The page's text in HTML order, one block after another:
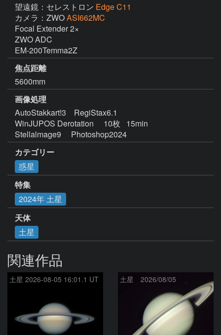
望遠鏡：セレストロン Edge C11
カメラ：ZWOASI662MC
Focal Extender 2×
ZWO ADC
EM-200Temma2Z
焦点距離
5600mm
画像処理
AutoStakkart!3    RegiStax6.1
WinJUPOS Derotation     10枚   15min
Stellalmage9     Photoshop2024
カテゴリー
惑星
特集
2024年 土星
天体
土星
関連作品
土星 2026-08-05 16:01.1 UT 土星 2026/08/05